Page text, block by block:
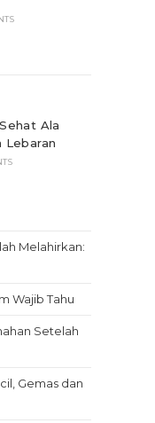
Ala
Lebaran
Melahirkan:
Wajib Tahu
Setelah
Gemas dan